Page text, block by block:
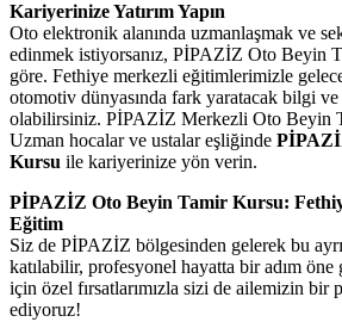
Kariyerinize Yatırım Yapın
Oto elektronik alanında uzmanlaşmak ve
edinmek istiyorsanız, PİPAZİZ Oto Beyin
göre. Fethiye merkezli eğitimlerimizle
otomotiv dünyasında fark yaratacak bilgi
olabilirsiniz. PİPAZİZ Merkezli Oto Beyin
Uzman hocalar ve ustalar eşliğinde
Kursu ile kariyerinize yön verin.
PİPAZİZ Oto Beyin Tamir Kursu:
Eğitim
Siz de PİPAZİZ bölgesinden gelerek bu
katılabilir, profesyonel hayatta bir adım öne
için özel fırsatlarımızla sizi de ailemizin bir
ediyoruz!